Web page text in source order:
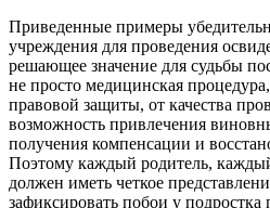
Приведенные примеры
учреждения для проведения
решающее значение для судьбы
не просто медицинская
правовой защиты, от качества
возможность привлечения
получения компенсации и
Поэтому каждый родитель,
должен иметь четкое
зафиксировать побои у подростка